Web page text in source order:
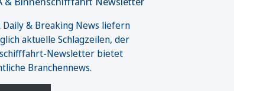
Daily & Breaking News liefern
aktuelle Schlagzeilen, der
Newsletter bietet
Branchennews.